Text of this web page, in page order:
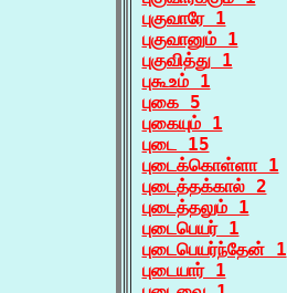
புகுவாரே 1
புகுவானும் 1
புகுவித்து 1
புகூஉம் 1
புகை 5
புகையும் 1
புடை 15
புடைக்கொள்ளா 1
புடைத்தக்கால் 2
புடைத்தலும் 1
புடைபெயர் 1
புடைபெயர்ந்தேன் 1
புடையார் 1